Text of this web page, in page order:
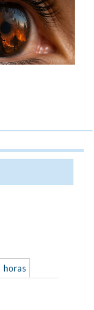
horas